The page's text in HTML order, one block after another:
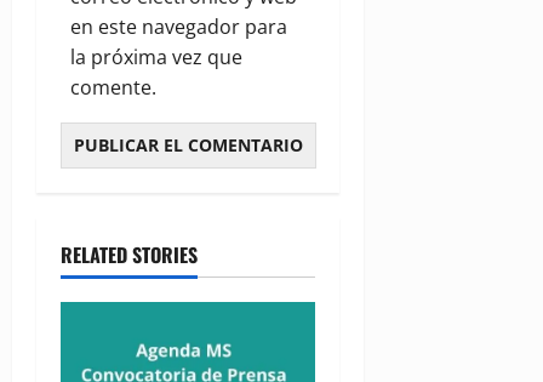
en este navegador para
la próxima vez que
comente.
RELATED STORIES